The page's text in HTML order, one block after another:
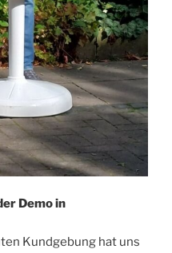
Demo in
Kundgebung hat uns